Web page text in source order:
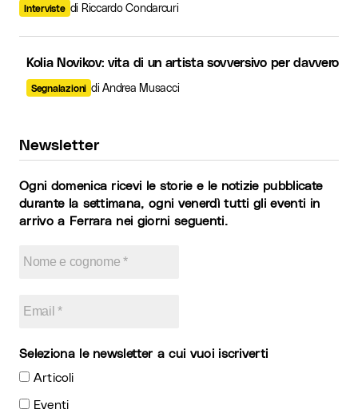
Interviste di Riccardo Condarcuri
Kolia Novikov: vita di un artista sovversivo per davvero
Segnalazioni di Andrea Musacci
Newsletter
Ogni domenica ricevi le storie e le notizie pubblicate
durante la settimana, ogni venerdì tutti gli eventi in
arrivo a Ferrara nei giorni seguenti.
Seleziona le newsletter a cui vuoi iscriverti
Articoli
Eventi